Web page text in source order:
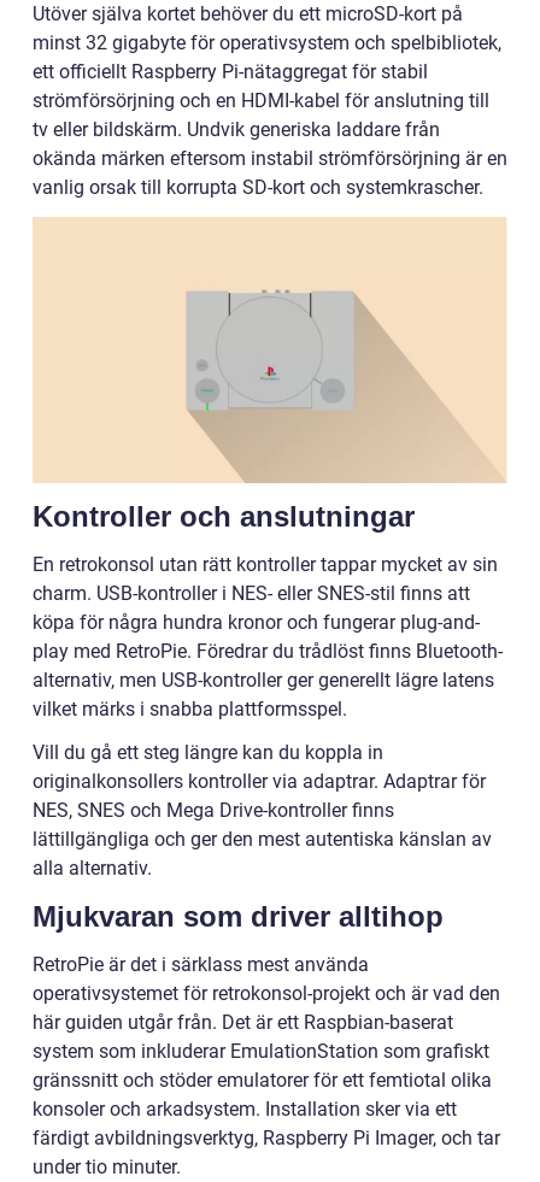
Utöver själva kortet behöver du ett microSD-kort på
minst 32 gigabyte för operativsystem och spelbibliotek,
ett officiellt Raspberry Pi-nätaggregat för stabil
strömförsörjning och en HDMI-kabel för anslutning till
tv eller bildskärm. Undvik generiska laddare från
okända märken eftersom instabil strömförsörjning är en
vanlig orsak till korrupta SD-kort och systemkrascher.
Kontroller och anslutningar
En retrokonsol utan rätt kontroller tappar mycket av sin
charm. USB-kontroller i NES- eller SNES-stil finns att
köpa för några hundra kronor och fungerar plug-and-
play med RetroPie. Föredrar du trådlöst finns Bluetooth-
alternativ, men USB-kontroller ger generellt lägre latens
vilket märks i snabba plattformsspel.
Vill du gå ett steg längre kan du koppla in
originalkonsollers kontroller via adaptrar. Adaptrar för
NES, SNES och Mega Drive-kontroller finns
lättillgängliga och ger den mest autentiska känslan av
alla alternativ.
Mjukvaran som driver alltihop
RetroPie är det i särklass mest använda
operativsystemet för retrokonsol-projekt och är vad den
här guiden utgår från. Det är ett Raspbian-baserat
system som inkluderar EmulationStation som grafiskt
gränssnitt och stöder emulatorer för ett femtiotal olika
konsoler och arkadsystem. Installation sker via ett
färdigt avbildningsverktyg, Raspberry Pi Imager, och tar
under tio minuter.